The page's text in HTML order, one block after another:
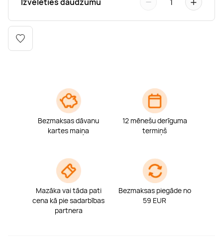
Boulderings
Piedzīvojumu parki
Citas ūdens izklaides
Mūzikas nodarbības
Tetovēšanas salons
Procedūras vīriešiem
Bezmaksas dāvanu
kartes maiņa
12 mēnešu derīguma
termiņš
Mazāka vai tāda pati
cena kā pie sadarbības
partnera
Bezmaksas piegāde no
59 EUR